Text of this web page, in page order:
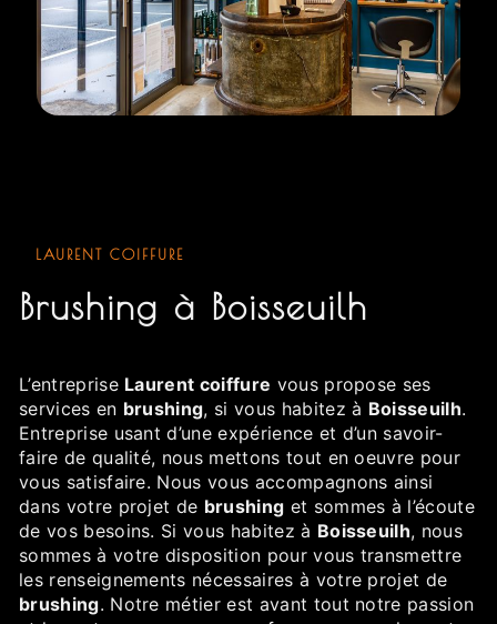
LAURENT COIFFURE
brushing à Boisseuilh
L’entreprise Laurent coiffure vous propose ses
services en brushing, si vous habitez à Boisseuilh.
Entreprise usant d’une expérience et d’un savoir-
faire de qualité, nous mettons tout en oeuvre pour
vous satisfaire. Nous vous accompagnons ainsi
dans votre projet de brushing et sommes à l’écoute
de vos besoins. Si vous habitez à Boisseuilh, nous
sommes à votre disposition pour vous transmettre
les renseignements nécessaires à votre projet de
brushing. Notre métier est avant tout notre passion